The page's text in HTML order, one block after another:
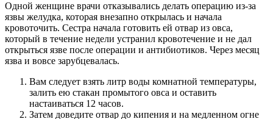
Одной женщине врачи отказывались делать операцию из-за
язвы желудка, которая внезапно открылась и начала
кровоточить. Сестра начала готовить ей отвар из овса,
который в течение недели устранил кровотечение и не дал
открыться язве после операции и антибиотиков. Через месяц
язва и вовсе зарубцевалась.
Вам следует взять литр воды комнатной температуры,
залить ею стакан промытого овса и оставить
настаиваться 12 часов.
Затем доведите отвар до кипения и на медленном огне